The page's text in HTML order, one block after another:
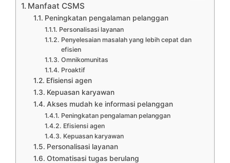
Manfaat CSMS
Peningkatan pengalaman pelanggan
Personalisasi layanan
Penyelesaian masalah yang lebih cepat dan
efisien
Omnikomunitas
Proaktif
Efisiensi agen
Kepuasan karyawan
Akses mudah ke informasi pelanggan
Peningkatan pengalaman pelanggan
Efisiensi agen
Kepuasan karyawan
Personalisasi layanan
Otomatisasi tugas berulang